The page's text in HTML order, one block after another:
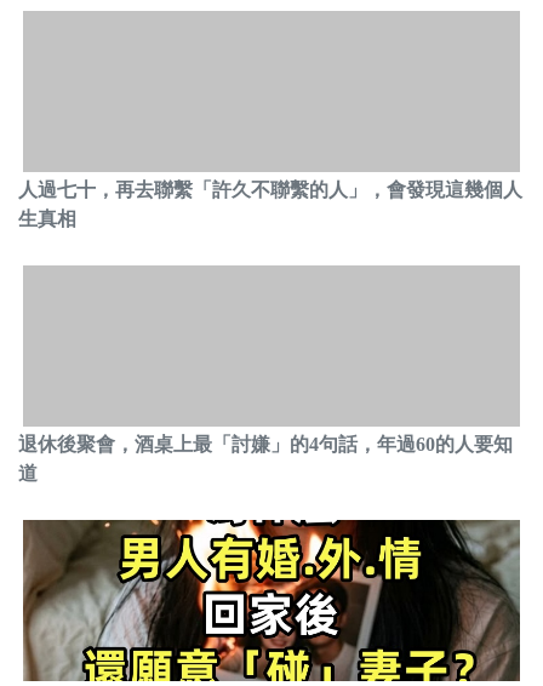
人過七十，再去聯繫「許久不聯繫的人」，會發現這幾個人
生真相
退休後聚會，酒桌上最「討嫌」的4句話，年過60的人要知
道